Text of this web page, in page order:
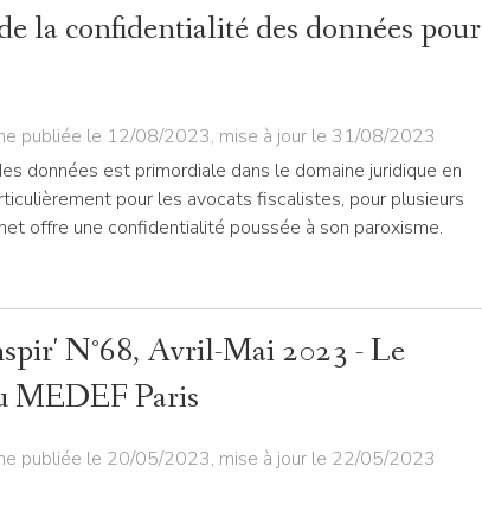
la confidentialité des données pour
publiée le 12/08/2023, mise à jour le 31/08/2023
données est primordiale dans le domaine juridique en
pour les avocats fiscalistes, pour plusieurs
offre une confidentialité poussée à son paroxisme.
N°68, Avril-Mai 2023 - Le
MEDEF Paris
publiée le 20/05/2023, mise à jour le 22/05/2023